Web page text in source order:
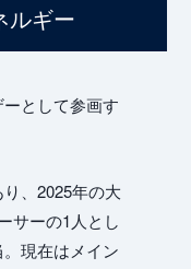
ルギー
として参画す
、2025年の大
サーの1人とし
現在はメイン